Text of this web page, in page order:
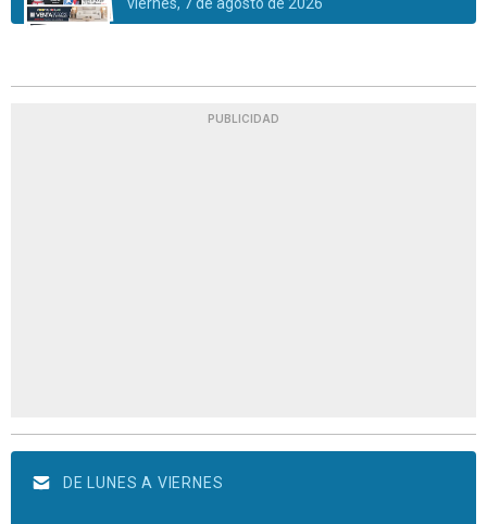
viernes, 7 de agosto de 2026
PUBLICIDAD
DE LUNES A VIERNES